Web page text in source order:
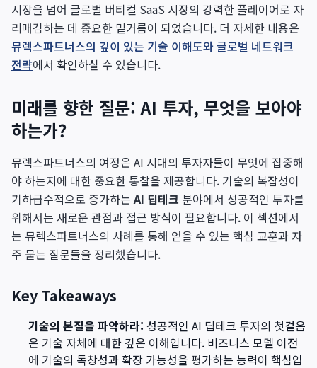
시장을 넘어 글로벌 버티컬 SaaS 시장의 강력한 플레이어로 자
리매김하는 데 중요한 밑거름이 되었습니다. 더 자세한 내용은
뮤렉스파트너스의 깊이 있는 기술 이해도와 글로벌 네트워크
전략에서 확인하실 수 있습니다.
미래를 향한 질문: AI 투자, 무엇을 보아야
하는가?
뮤렉스파트너스의 여정은 AI 시대의 투자자들이 무엇에 집중해
야 하는지에 대한 중요한 통찰을 제공합니다. 기술의 복잡성이
기하급수적으로 증가하는AI 딥테크 분야에서 성공적인 투자를
위해서는 새로운 관점과 접근 방식이 필요합니다. 이 섹션에서
는 뮤렉스파트너스의 사례를 통해 얻을 수 있는 핵심 교훈과 자
주 묻는 질문들을 정리했습니다.
Key Takeaways
기술의 본질을 파악하라: 성공적인 AI 딥테크 투자의 첫걸음
은 기술 자체에 대한 깊은 이해입니다. 비즈니스 모델 이전
에 기술의 독창성과 확장 가능성을 평가하는 능력이 핵심입